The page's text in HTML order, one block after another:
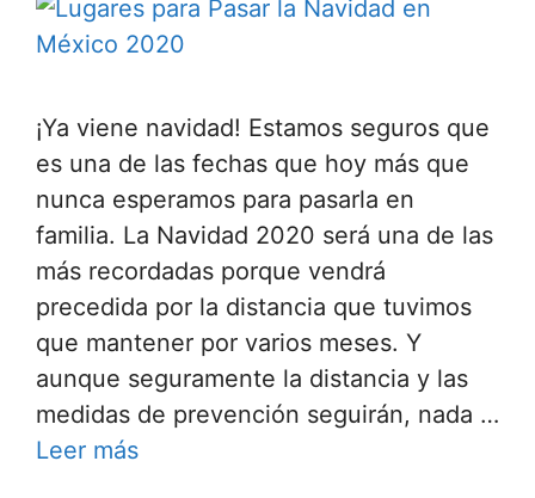
¡Ya viene navidad! Estamos seguros que
es una de las fechas que hoy más que
nunca esperamos para pasarla en
familia. La Navidad 2020 será una de las
más recordadas porque vendrá
precedida por la distancia que tuvimos
que mantener por varios meses. Y
aunque seguramente la distancia y las
medidas de prevención seguirán, nada …
Leer más